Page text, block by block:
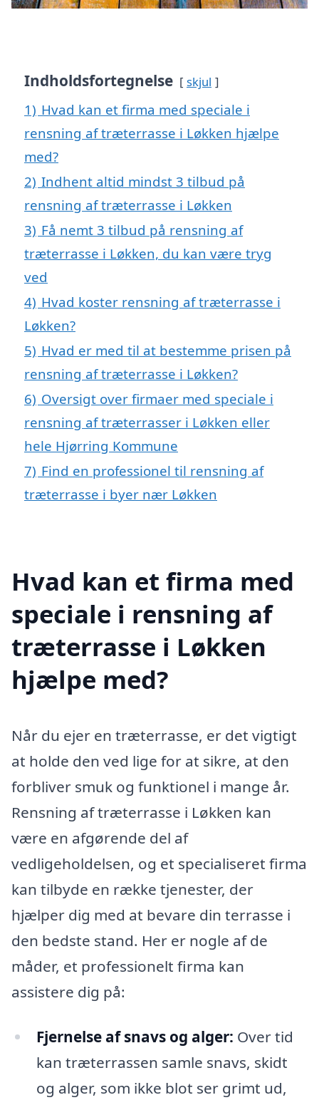
Indholdsfortegnelse skjul
1) Hvad kan et firma med speciale i
rensning af træterrasse i Løkken hjælpe
med?
2) Indhent altid mindst 3 tilbud på
rensning af træterrasse i Løkken
3) Få nemt 3 tilbud på rensning af
træterrasse i Løkken, du kan være tryg
ved
4) Hvad koster rensning af træterrasse i
Løkken?
5) Hvad er med til at bestemme prisen på
rensning af træterrasse i Løkken?
6) Oversigt over firmaer med speciale i
rensning af træterrasser i Løkken eller
hele Hjørring Kommune
7) Find en professionel til rensning af
træterrasse i byer nær Løkken
Hvad kan et firma med
speciale i rensning af
træterrasse i Løkken
hjælpe med?
Når du ejer en træterrasse, er det vigtigt
at holde den ved lige for at sikre, at den
forbliver smuk og funktionel i mange år.
Rensning af træterrasse i Løkken kan
være en afgørende del af
vedligeholdelsen, og et specialiseret firma
kan tilbyde en række tjenester, der
hjælper dig med at bevare din terrasse i
den bedste stand. Her er nogle af de
måder, et professionelt firma kan
assistere dig på:
Fjernelse af snavs og alger: Over tid
kan træterrassen samle snavs, skidt
og alger, som ikke blot ser grimt ud,